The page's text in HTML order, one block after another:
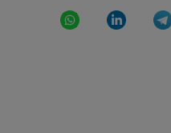
WhatsAppLinkedIn